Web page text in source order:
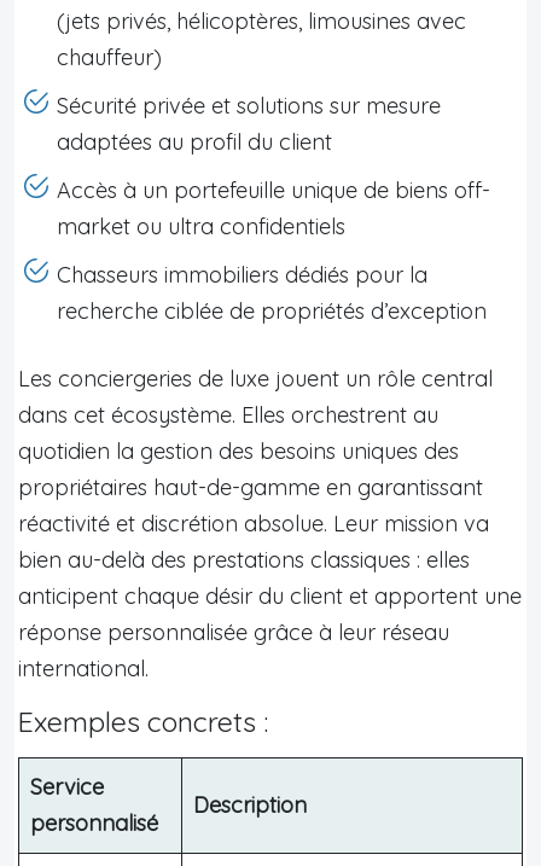
(jets privés, hélicoptères, limousines avec
chauffeur)
Sécurité privée et solutions sur mesure
adaptées au profil du client
Accès à un portefeuille unique de biens off-
market ou ultra confidentiels
Chasseurs immobiliers dédiés pour la
recherche ciblée de propriétés d’exception
Les conciergeries de luxe jouent un rôle central
dans cet écosystème. Elles orchestrent au
quotidien la gestion des besoins uniques des
propriétaires haut-de-gamme en garantissant
réactivité et discrétion absolue. Leur mission va
bien au-delà des prestations classiques : elles
anticipent chaque désir du client et apportent une
réponse personnalisée grâce à leur réseau
international.
Exemples concrets :
Service
personnalisé
Description